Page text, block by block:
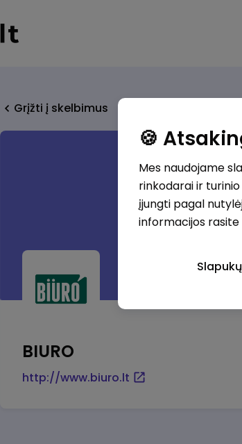
Grįžti į skelbimus
BIURO
http://www.biuro.lt
🍪
Mes naudojame
rinkodarai ir
įjungti pagal
informacijos rasite